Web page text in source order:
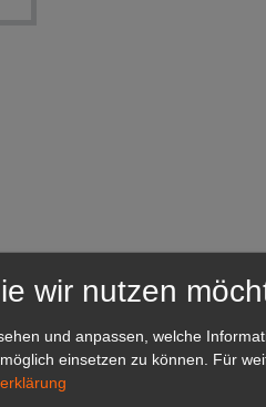
wir nutzen
und anpassen, welche
einsetzen zu können.
Für